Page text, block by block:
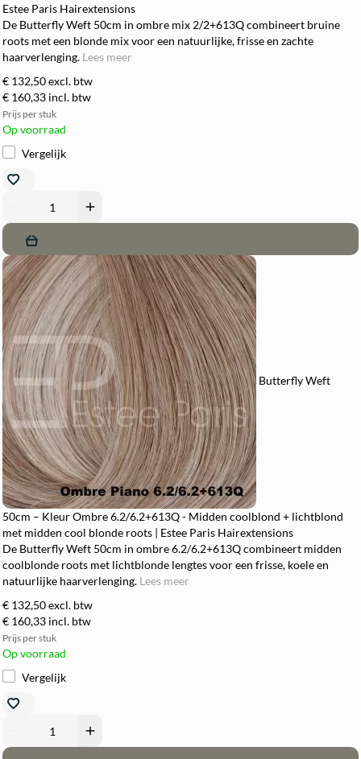
Estee Paris Hairextensions
De Butterfly Weft 50cm in ombre mix 2/2+613Q combineert bruine
roots met een blonde mix voor een natuurlijke, frisse en zachte
haarverlenging. Lees meer
€ 132,50excl. btw
€ 160,33 incl. btw
Prijs per stuk
Op voorraad
Vergelijk
add
Butterfly Weft
50cm – Kleur Ombre 6.2/6.2+613Q - Midden coolblond + lichtblond
met midden cool blonde roots | Estee Paris Hairextensions
De Butterfly Weft 50cm in ombre 6.2/6.2+613Q combineert midden
coolblonde roots met lichtblonde lengtes voor een frisse, koele en
natuurlijke haarverlenging. Lees meer
€ 132,50excl. btw
€ 160,33 incl. btw
Prijs per stuk
Op voorraad
Vergelijk
add